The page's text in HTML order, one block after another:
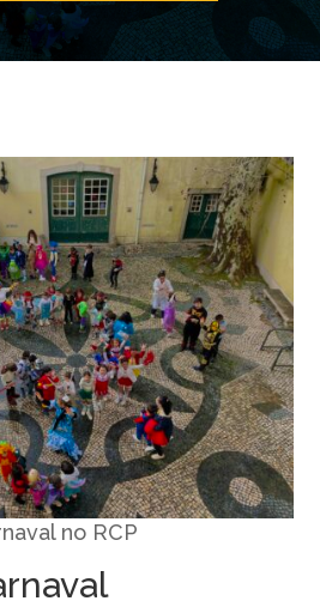
no RCP